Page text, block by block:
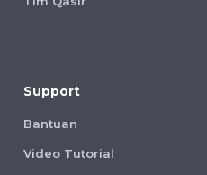
Support
Bantuan
Video Tutorial